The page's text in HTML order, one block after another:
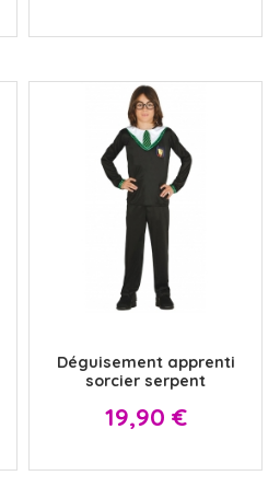
Déguisement apprenti
sorcier serpent
Prix
19,90 €